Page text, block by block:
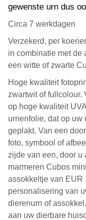
gewenste urn dus
Circa 7 werkdagen
Verzekerd, per
in combinatie met de
een witte of zwarte
Hoge kwaliteit
zwartwit of fullcolour.
op hoge kwaliteit
urnenfolie, dat op uw
geplakt. Van een
foto, symbool of
zijde van een, door u
marmeren Cubos
assokkeltje van EUR
personalisering van
dierenurn of
aan uw dierbare